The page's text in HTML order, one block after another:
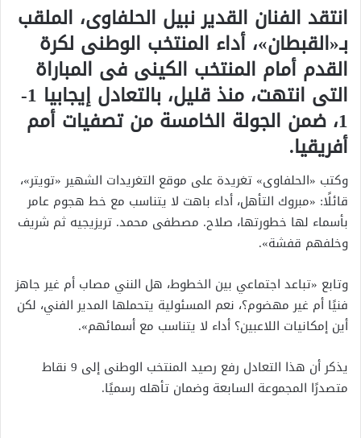
انتقد الفنان القدير نبيل الحلفاوى، الملقب
بـ«القبطان»، أداء المنتخب الوطنى لكرة
القدم أمام المنتخب الكينى فى المباراة
التى انتهت، منذ قليل، بالتعادل إيجابيا 1-
1، ضمن الجولة الخامسة من تصفيات أمم
أفريقيا.
وكتب «الحلفاوى» تغريدة على موقع التغريدات الشهير «تويتر»،
قائلًا: «مبروك التأهل، أداء باهت لا يتناسب مع خط هجوم عامر
بأسماء لها خطورتها، صلاح. مصطفى محمد. تريزيجيه ثم شريف
وخلفهم قفشة».
وتابع «تباعد اجتماعي بين الخطوط، هل النني مصاب أم غير جاهز
فنيًا أم غير مهضوم؟، نعم المسئولية يتحملها المدير الفني، لكن
أين إمكانيات اللاعبين؟ أداء لا يتناسب مع أسمائهم».
يذكر أن هذا التعادل رفع رصيد المنتخب الوطنى إلى 9 نقاط
متصدرًا المجموعة السابعة وضمان تأهله رسميًا.